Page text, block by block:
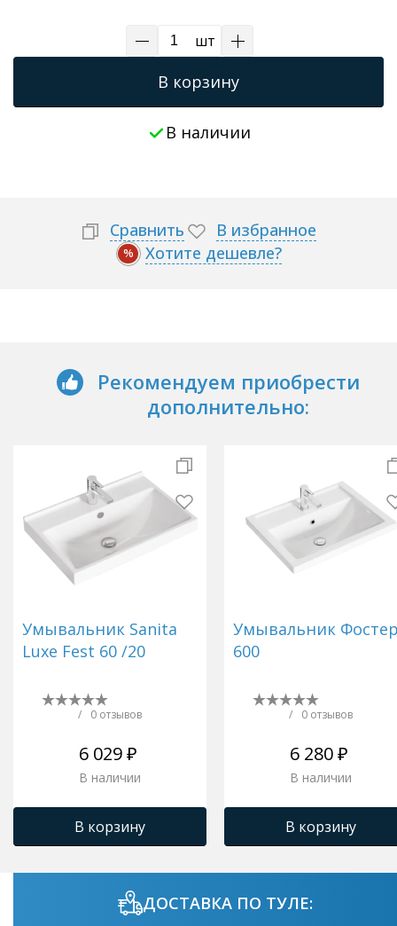
шт
В корзину
В наличии
Сравнить В избранное
% Хотите дешевле?
ДОСТАВКА ПО ТУЛЕ:
Рекомендуем приобрести
дополнительно:
Умывальник Sanita
Luxe Fest 60 /20
/ 0 отзывов
6 029 ₽
В наличии
В корзину
Умывальник
600
/ 0 отзывов
6 280 ₽
В наличии
В корзину